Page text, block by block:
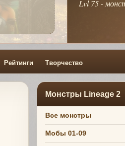
Lvl 75 -
Рейтинги Творчество
Монстры Lineage 2
Все монстры
Мобы 01-09